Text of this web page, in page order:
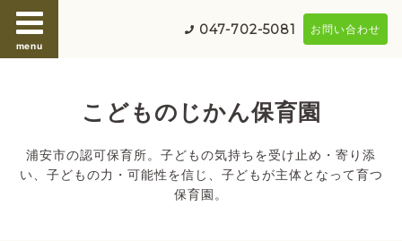
menu
047-702-5081 お問い合わせ
こどものじかん保育園
浦安市の認可保育所。子どもの気持ちを受け止め・寄り添
い、子どもの力・可能性を信じ、子どもが主体となって育つ
保育園。